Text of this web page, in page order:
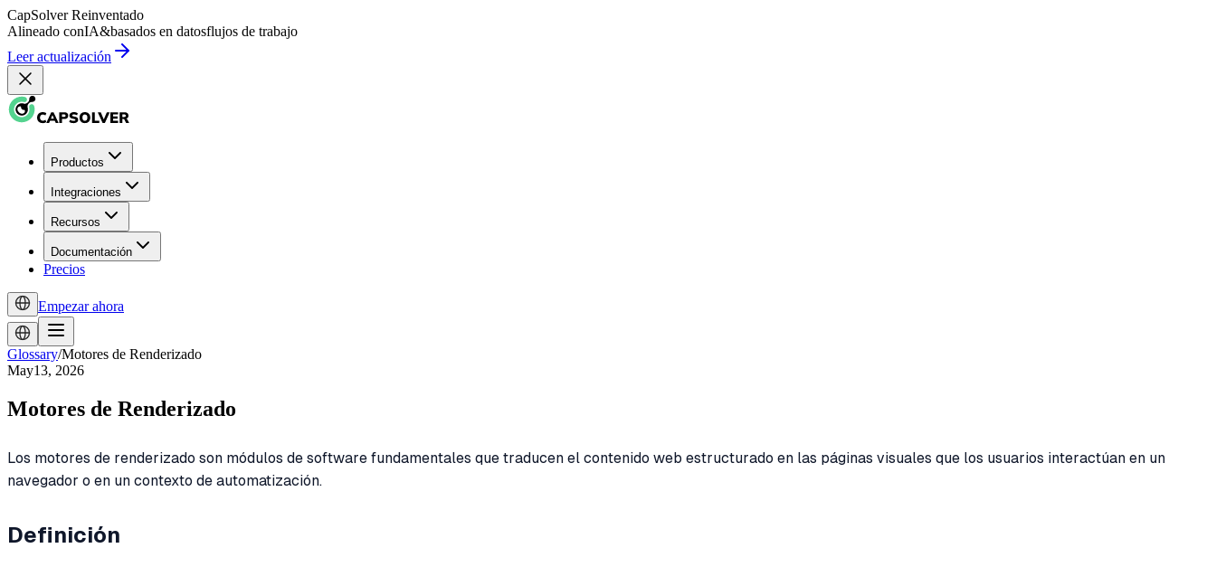
CapSolver Reinventado
Alineado conIA&basados en datosflujos de trabajo
Leer actualización
Productos
Integraciones
Recursos
Documentación
Precios
Empezar ahora
Glossary/Motores de Renderizado
May13, 2026
Motores de Renderizado
Los motores de renderizado son módulos de software fundamentales que traducen el contenido web estructurado en las páginas visuales que los usuarios interactúan en un
navegador o en un contexto de automatización.
Definición